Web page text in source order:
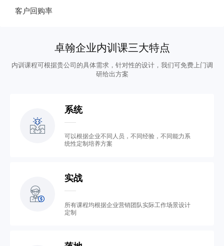
客户回购率
卓翰企业内训课三大特点
内训课程可根据贵公司的具体需求，针对性的设计，我们可免费上门调
研给出方案
系统
可以根据企业不同人员，不同经验，不同能力系
统性定制培养方案
实战
所有课程均根据企业营销团队实际工作场景设计
定制